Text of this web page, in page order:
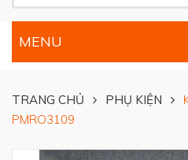
MENU
TRANG CHỦ PHỤ KIỆN
PMRO3109